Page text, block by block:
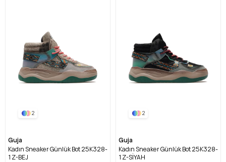
2
Guja
Kadın Sneaker Günlük Bot 25K328-
1 Z-BEJ
2
Guja
Kadın Sneaker Günlük Bot 25K328-
1 Z-SİYAH